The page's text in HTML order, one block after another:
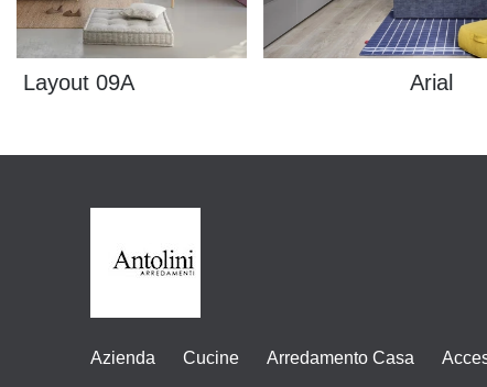
Layout 09A Arial
Azienda Cucine Arredamento Casa